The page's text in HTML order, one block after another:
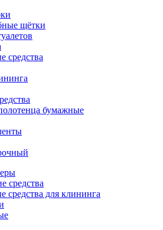
щётки
средства
бумажные
средства
средства для клининга